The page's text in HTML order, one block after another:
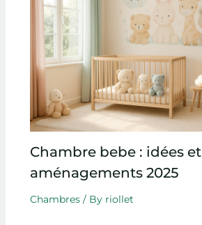
Chambre bebe : idées et
aménagements 2025
Chambres/ By riollet